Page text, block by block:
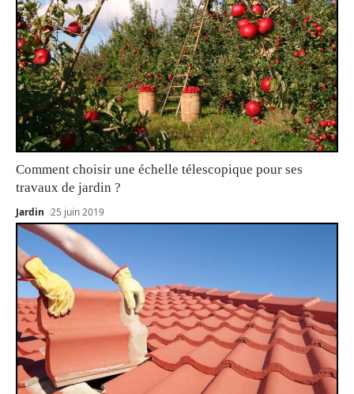
Comment choisir une échelle télescopique pour ses
travaux de jardin ?
Jardin 25 juin 2019